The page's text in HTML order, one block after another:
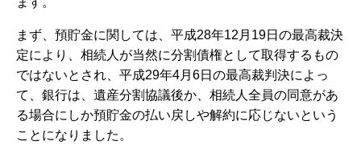
まず、預貯金に関しては、平成28年12月19日の最高裁決
定により、相続人が当然に分割債権として取得するもの
ではないとされ、平成29年4月6日の最高裁判決によっ
て、銀行は、遺産分割協議後か、相続人全員の同意があ
る場合にしか預貯金の払い戻しや解約に応じないという
ことになりました。